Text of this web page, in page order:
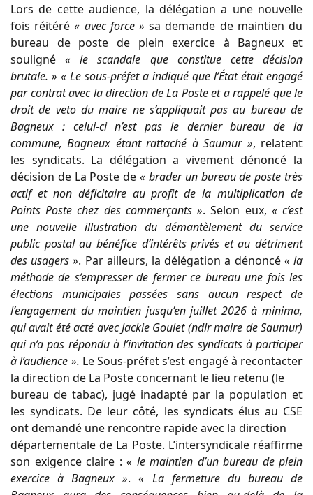
Lors de cette audience, la délégation a une nouvelle
fois réitéré« avec force » sa demande de maintien du
bureau de poste de plein exercice à Bagneux et
souligné« le scandale que constitue cette décision
brutale. » « Le sous-préfet a indiqué que l’État était engagé
par contrat avec la direction de La Poste et a rappelé que le
droit de veto du maire ne s’appliquait pas au bureau de
Bagneux : celui-ci n’est pas le dernier bureau de la
commune, Bagneux étant rattaché à Saumur », relatent
les syndicats. La délégation a vivement dénoncé la
décision de La Poste de« brader un bureau de poste très
actif et non déficitaire au profit de la multiplication de
Points Poste chez des commerçants ». Selon eux, « c’est
une nouvelle illustration du démantèlement du service
public postal au bénéfice d’intérêts privés et au détriment
des usagers ». Par ailleurs, la délégation a dénoncé « la
méthode de s’empresser de fermer ce bureau une fois les
élections municipales passées sans aucun respect de
l’engagement du maintien jusqu’en juillet 2026 à minima,
qui avait été acté avec Jackie Goulet (ndlr maire de Saumur)
qui n’a pas répondu à l’invitation des syndicats à participer
à l’audience ». Le Sous-préfet s’est engagé à recontacter
la direction de La Poste concernant le lieu retenu (le
bureau de tabac), jugé inadapté par la population et
les syndicats. De leur côté, les syndicats élus au CSE
ont demandé une rencontre rapide avec la direction
départementale de La Poste. L’intersyndicale réaffirme
son exigence claire : « le maintien d’un bureau de plein
exercice à Bagneux ».« La fermeture du bureau de